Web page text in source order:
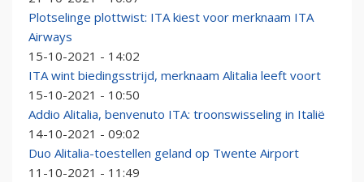
Plotselinge plottwist: ITA kiest voor merknaam ITA
Airways
15-10-2021 - 14:02
ITA wint biedingsstrijd, merknaam Alitalia leeft voort
15-10-2021 - 10:50
Addio Alitalia, benvenuto ITA: troonswisseling in Italië
14-10-2021 - 09:02
Duo Alitalia-toestellen geland op Twente Airport
11-10-2021 - 11:49